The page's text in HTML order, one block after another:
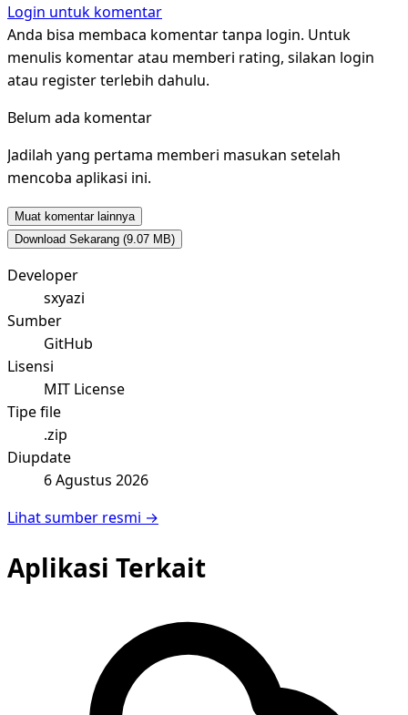
Login untuk komentar
Anda bisa membaca komentar tanpa login. Untuk
menulis komentar atau memberi rating, silakan login
atau register terlebih dahulu.
Belum ada komentar
Jadilah yang pertama memberi masukan setelah
mencoba aplikasi ini.
Muat komentar lainnya
Download Sekarang (9.07 MB)
Developer
sxyazi
Sumber
GitHub
Lisensi
MIT License
Tipe file
.zip
Diupdate
6 Agustus 2026
Lihat sumber resmi →
Aplikasi Terkait